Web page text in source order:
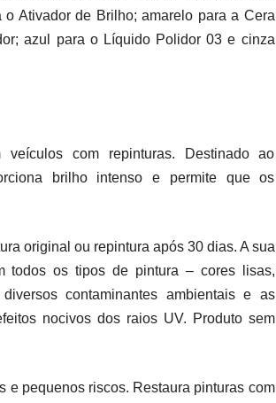
Ativador de Brilho; amarelo para a Cera
azul para o Líquido Polidor 03 e cinza
com repinturas. Destinado ao
brilho intenso e permite que os
original ou repintura após 30 dias. A sua
todos os tipos de pintura – cores lisas,
contaminantes ambientais e as
nocivos dos raios UV. Produto sem
e pequenos riscos. Restaura pinturas com